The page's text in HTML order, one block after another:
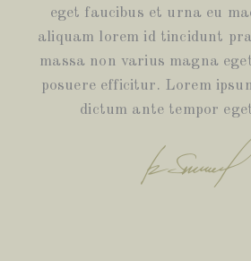
eget faucibus et urna eu
aliquam lorem id tincidunt
massa non varius magna
posuere efficitur. Lorem
dictum ante tempor